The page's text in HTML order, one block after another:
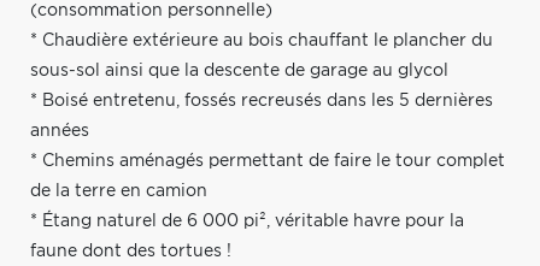
(consommation personnelle)
* Chaudière extérieure au bois chauffant le plancher du
sous-sol ainsi que la descente de garage au glycol
* Boisé entretenu, fossés recreusés dans les 5 dernières
années
* Chemins aménagés permettant de faire le tour complet
de la terre en camion
* Étang naturel de 6 000 pi², véritable havre pour la
faune dont des tortues !